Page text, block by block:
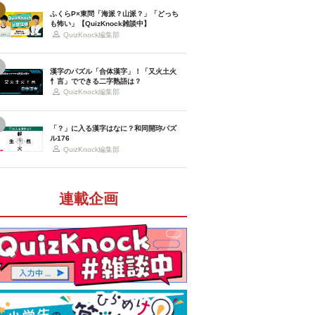
ふくらP×東問「海派？山派？」「どっち
も怖い」【QuizKnock雑談中】
QuizKnock編集部
漢字のパズル「合体漢字」！「又火土火
忄言」でできる二字熟語は？
QuizKnock編集部
「？」に入る漢字はなに？和同開珎パズ
ル176
QuizKnock編集部
連載企画